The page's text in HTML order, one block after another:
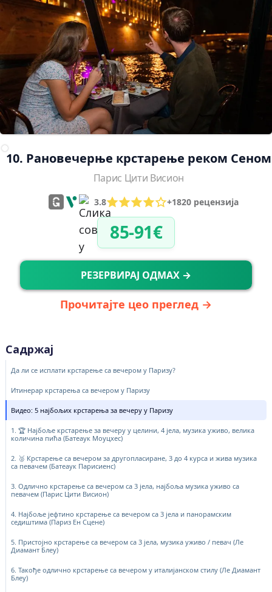
10. Рановечерње крстарење реком Сеном
Парис Цити Висион
3.8 +1820 рецензија
85-91€
РЕЗЕРВИРАЈ ОДМАХ →
Прочитајте цео преглед →
Садржај
Да ли се исплати крстарење са вечером у Паризу?
Итинерар крстарења са вечером у Паризу
Видео: 5 најбољих крстарења за вечеру у Паризу
1. 🏆 Најбоље крстарење за вечеру у целини, 4 јела, музика уживо, велика
количина пића (Батеаук Моуцхес)
2. 🥈 Крстарење са вечером за другопласиране, 3 до 4 курса и жива музика
са певачем (Батеаук Парисиенс)
3. Одлично крстарење са вечером са 3 јела, најбоља музика уживо са
певачем (Парис Цити Висион)
4. Најбоље јефтино крстарење са вечером са 3 јела и панорамским
седиштима (Париз Ен Сцене)
5. Пристојно крстарење са вечером са 3 јела, музика уживо / певач (Ле
Диамант Блеу)
6. Такође одлично крстарење са вечером у италијанском стилу (Ле Диамант
Блеу)